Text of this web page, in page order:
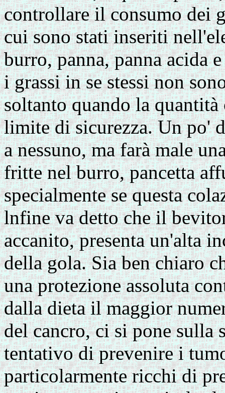
controllare il consumo dei
cui sono stati inseriti
burro, panna, panna acida
i grassi in se stessi non
soltanto quando la
limite di sicurezza. Un po'
a nessuno, ma farà male
fritte nel burro, pancetta
specialmente se questa
lnfine va detto che il
accanito, presenta un'alta
della gola. Sia ben chiaro
una protezione assoluta
dalla dieta il maggior
del cancro, ci si pone sulla
tentativo di prevenire i
particolarmente ricchi di